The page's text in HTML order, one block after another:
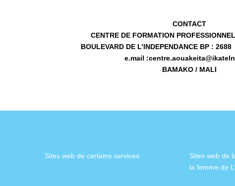
CONTACT
CENTRE DE FORMATION
BOULEVARD DE L’INDEPENDANCE BP :
e.mail
BAMAKO / MALI
Sites web de certains services
Sites web de
la femme de